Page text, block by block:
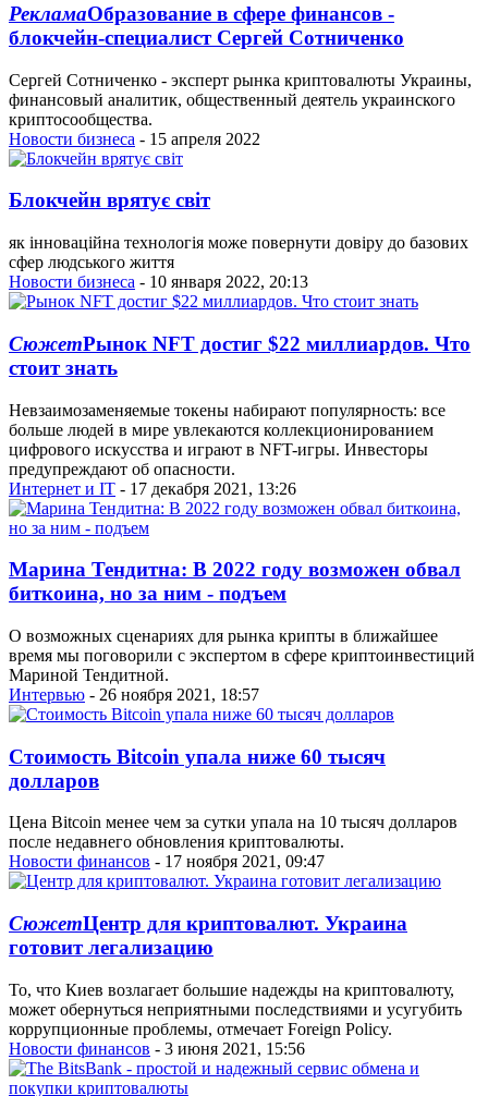
РекламаОбразование в сфере финансов -
блокчейн-специалист Сергей Сотниченко
Сергей Сотниченко - эксперт рынка криптовалюты Украины,
финансовый аналитик, общественный деятель украинского
криптосообщества.
Новости бизнеса - 15 апреля 2022
Блокчейн врятує світ
як інноваційна технологія може повернути довіру до базових
сфер людського життя
Новости бизнеса - 10 января 2022, 20:13
СюжетРынок NFT достиг $22 миллиардов. Что
стоит знать
Невзаимозаменяемые токены набирают популярность: все
больше людей в мире увлекаются коллекционированием
цифрового искусства и играют в NFT-игры. Инвесторы
предупреждают об опасности.
Интернет и IT - 17 декабря 2021, 13:26
Марина Тендитна: В 2022 году возможен обвал
биткоина, но за ним - подъем
О возможных сценариях для рынка крипты в ближайшее
время мы поговорили с экспертом в сфере криптоинвестиций
Мариной Тендитной.
Интервью - 26 ноября 2021, 18:57
Стоимость Bitcoin упала ниже 60 тысяч
долларов
Цена Bitcoin менее чем за сутки упала на 10 тысяч долларов
после недавнего обновления криптовалюты.
Новости финансов - 17 ноября 2021, 09:47
СюжетЦентр для криптовалют. Украина
готовит легализацию
То, что Киев возлагает большие надежды на криптовалюту,
может обернуться неприятными последствиями и усугубить
коррупционные проблемы, отмечает Foreign Policy.
Новости финансов - 3 июня 2021, 15:56